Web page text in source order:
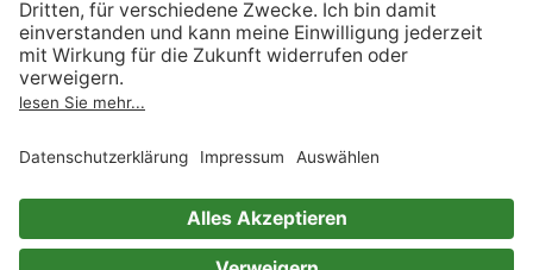
Act
Verträge hier kündigen
Impressum
Immer ein gutes Buch